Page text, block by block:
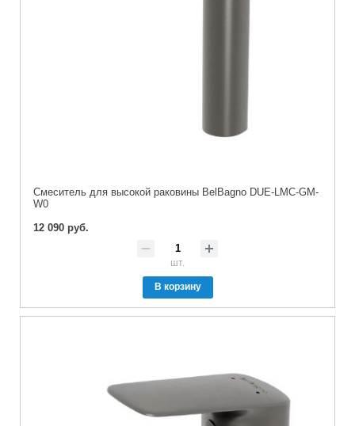
Смеситель для высокой раковины BelBagno DUE-LMC-GM-
W0
12 090 руб.
шт.
В корзину